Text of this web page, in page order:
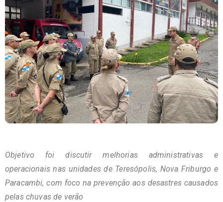
Objetivo foi discutir melhorias administrativas e
operacionais nas unidades de Teresópolis, Nova Friburgo e
Paracambi, com foco na prevenção aos desastres causados
pelas chuvas de verão